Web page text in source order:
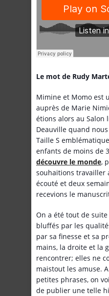
Le mot de Rudy
Mimine et Momo est
auprès de Marie
étions alors au Salon
Deauville quand
Taille S
enfants de moins de
découvre le monde,
souhaitions travailler
écouté et deux
recevions le
On a été tout de
bluffés par les
par sa finesse et sa
mains, la droite et la
rencontrer; elles ne
maistout les amuse.
petites phrases, on
de publier une telle